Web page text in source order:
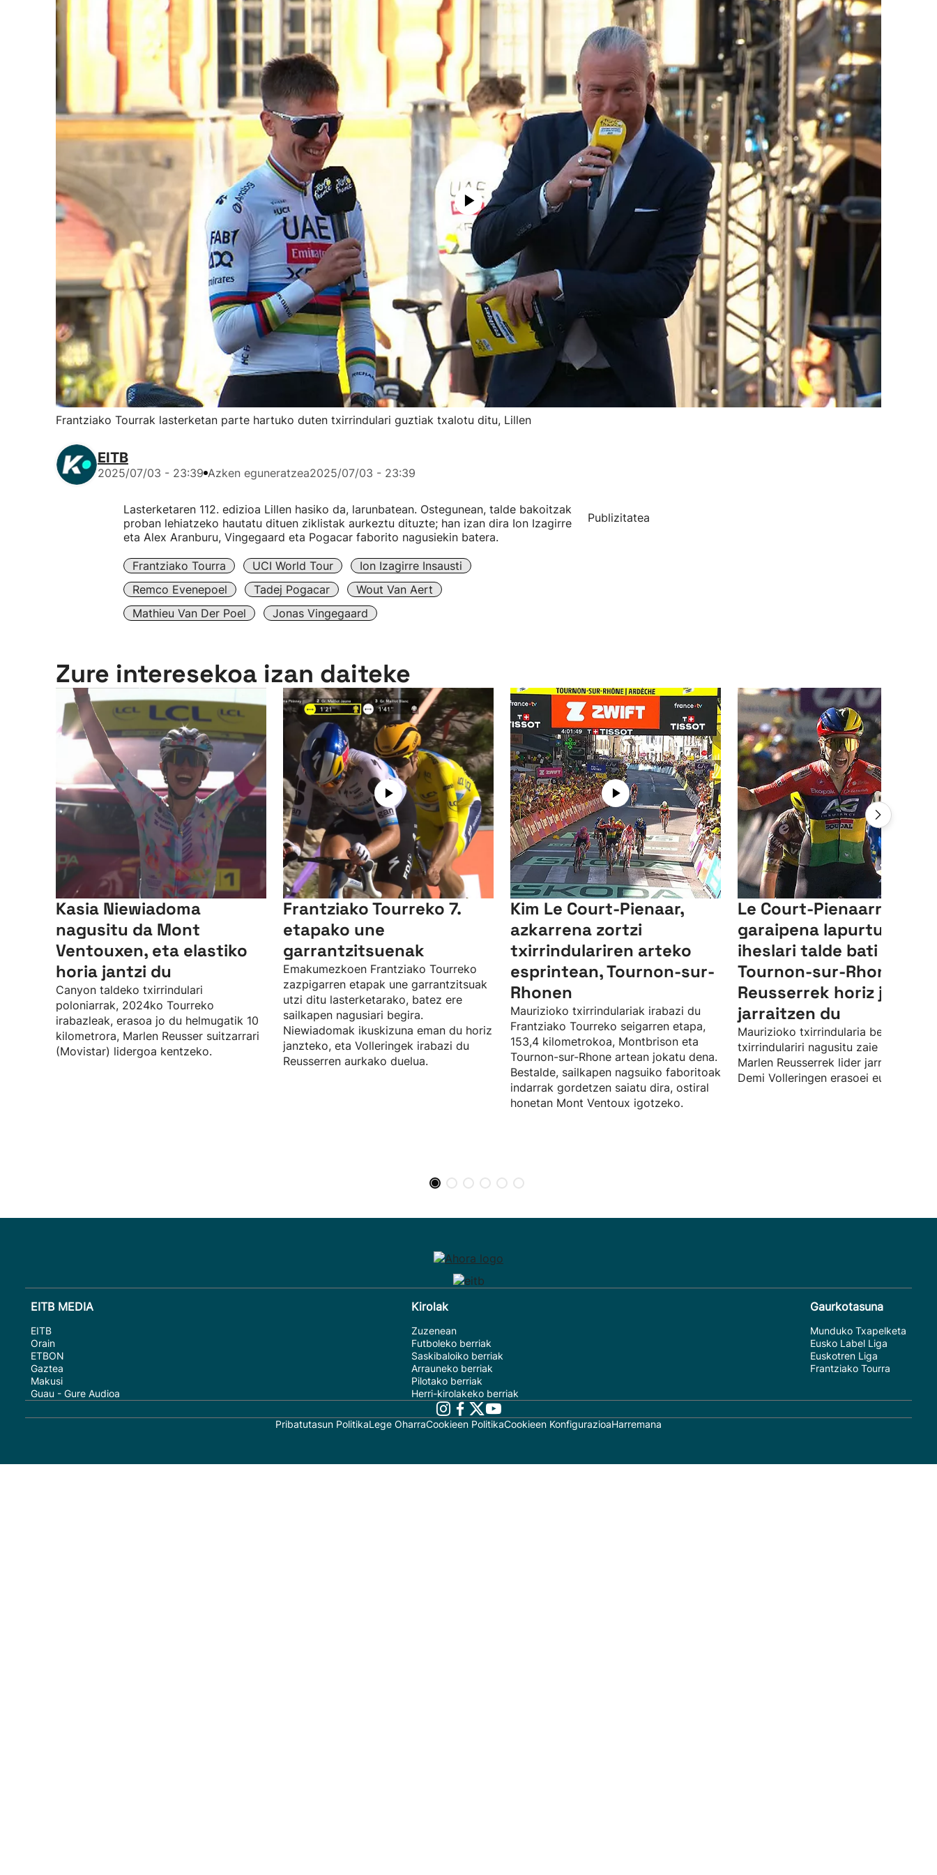
Frantziako Tourrak lasterketan parte hartuko duten txirrindulari guztiak txalotu ditu, Lillen
EITB
2025/07/03 - 23:39 Azken eguneratzea2025/07/03 - 23:39
Lasterketaren 112. edizioa Lillen hasiko da, larunbatean. Ostegunean, talde bakoitzak
proban lehiatzeko hautatu dituen ziklistak aurkeztu dituzte; han izan dira Ion Izagirre
eta Alex Aranburu, Vingegaard eta Pogacar faborito nagusiekin batera.
Frantziako Tourra UCI World Tour
Ion Izagirre Insausti
Remco Evenepoel
Tadej Pogacar
Wout Van Aert
Mathieu Van Der Poel
Jonas Vingegaard
Publizitatea
Zure interesekoa izan daiteke
Kasia Niewiadoma
nagusitu da Mont
Ventouxen, eta elastiko
horia jantzi du
Canyon taldeko txirrindulari
poloniarrak, 2024ko Tourreko
irabazleak, erasoa jo du helmugatik 10
kilometrora, Marlen Reusser suitzarrari
(Movistar) lidergoa kentzeko.
Frantziako Tourreko 7.
etapako une
garrantzitsuenak
Emakumezkoen Frantziako Tourreko
zazpigarren etapak une garrantzitsuak
utzi ditu lasterketarako, batez ere
sailkapen nagusiari begira.
Niewiadomak ikuskizuna eman du horiz
janzteko, eta Volleringek irabazi du
Reusserren aurkako duelua.
Kim Le Court-Pienaar,
azkarrena zortzi
txirrindulariren arteko
esprintean, Tournon-sur-
Rhonen
Maurizioko txirrindulariak irabazi du
Frantziako Tourreko seigarren etapa,
153,4 kilometrokoa, Montbrison eta
Tournon-sur-Rhone artean jokatu dena.
Bestalde, sailkapen nagsuiko faboritoak
indarrak gordetzen saiatu dira, ostiral
honetan Mont Ventoux igotzeko.
Le Court-Pienaarrek
garaipena lapurtu dio
iheslari talde bati
Tournon-sur-Rhonen,
Reusserrek horiz
jarraitzen du
Maurizioko txirrindularia beste zazpi
txirrindulariri nagusitu zaie
Marlen Reusserrek lider jarraitzen du,
Demi Volleringen erasoei eutsi
EITB MEDIA
EITB
Orain
ETBON
Gaztea
Makusi
Guau - Gure Audioa
Kirolak
Zuzenean
Futboleko berriak
Saskibaloiko berriak
Arrauneko berriak
Pilotako berriak
Herri-kirolakeko berriak
Gaurkotasuna
Munduko Txapelketa
Eusko Label Liga
Euskotren Liga
Frantziako Tourra
Pribatutasun PolitikaLege OharraCookieen PolitikaCookieen KonfigurazioaHarremana